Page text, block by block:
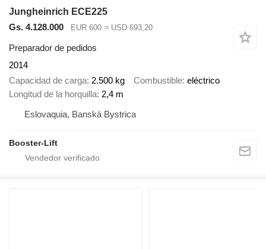
Jungheinrich ECE225
Gs. 4.128.000
EUR 600 ≈ USD 693,20
Preparador de pedidos
2014
Capacidad de carga 2.500 kg Combustible eléctrico
Longitud de la horquilla 2,4 m
Eslovaquia, Banská Bystrica
Booster-Lift